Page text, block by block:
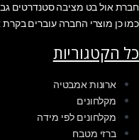
חברת אול בט מציבה סטנדרטים
כמו כן מוצרי החברה עוברים בקרת
כל הקטגוריות
ארונות אמבטיה
מקלחונים
מקלחונים לפי מידה
ברזי מטבח